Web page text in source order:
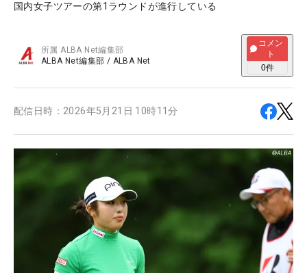
国内女子ツアーの第1ラウンドが進行している
所属ALBA Net編集部
ALBA Net編集部 / ALBA Net
コメン
ト
0件
配信日時： 2026年5月21日 10時11分